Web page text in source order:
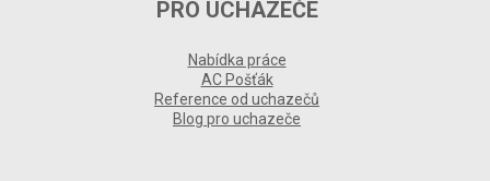
PRO UCHAZEČE
Nabídka práce
AC Pošťák
Reference od uchazečů
Blog pro uchazeče